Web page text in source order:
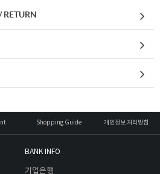
RETURN
Shopping Guide 개인정보 처리방침
BANK INFO
기업은행